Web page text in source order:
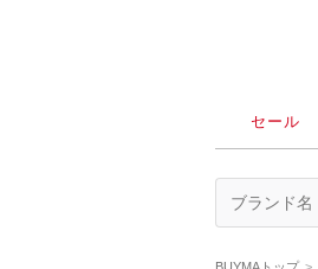
セール